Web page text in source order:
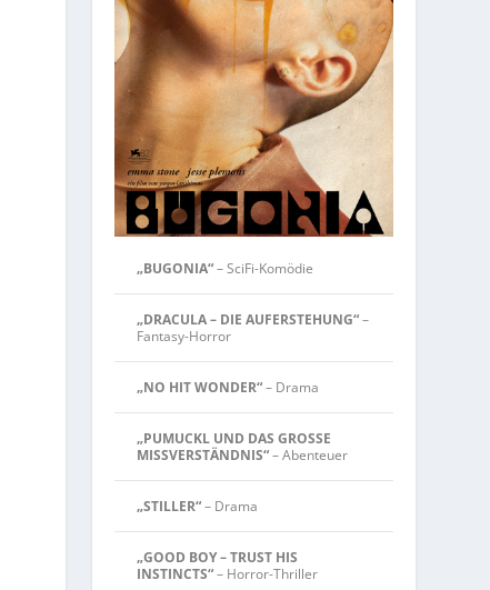
„BUGONIA“– SciFi-Komödie
„DRACULA – DIE AUFERSTEHUNG“–
Fantasy-Horror
„NO HIT WONDER“– Drama
„PUMUCKL UND DAS GROSSE
MISSVERSTÄNDNIS“– Abenteuer
„STILLER“– Drama
„GOOD BOY – TRUST HIS
INSTINCTS“– Horror-Thriller